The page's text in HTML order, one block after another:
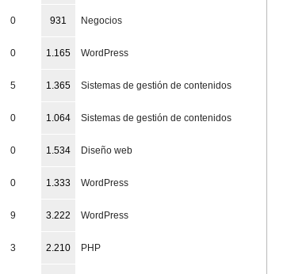
0 931 Negocios
0 1.165 WordPress
5 1.365 Sistemas de gestión de contenidos
0 1.064 Sistemas de gestión de contenidos
0 1.534 Diseño web
0 1.333 WordPress
9 3.222 WordPress
3 2.210 PHP